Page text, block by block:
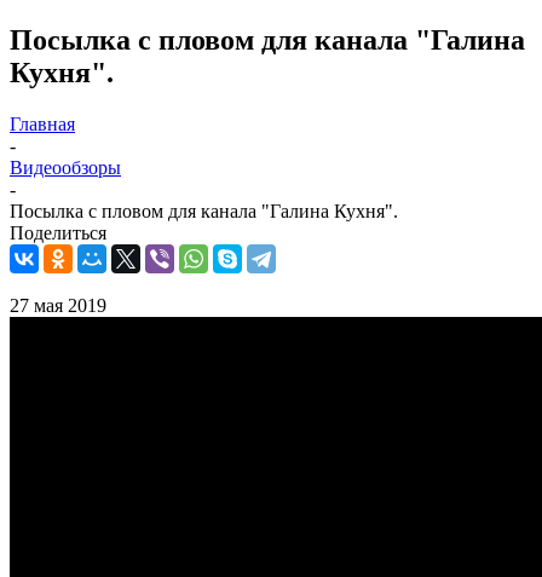
Посылка с пловом для канала "Галина
Кухня".
Главная
-
Видеообзоры
-
Посылка с пловом для канала "Галина Кухня".
Поделиться
27 мая 2019